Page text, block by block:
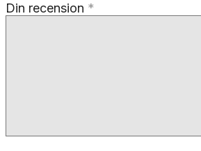
Din recension *